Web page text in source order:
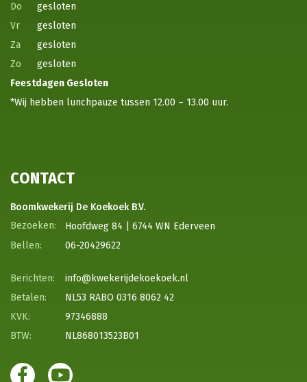
Do
gesloten
Vr
gesloten
Za
gesloten
Zo
gesloten
Feestdagen Gesloten
*Wij hebben lunchpauze tussen 12.00 – 13.00 uur.
CONTACT
Boomkwekerij De Koekoek B.V.
Hoofdweg 84 | 6744 WN Ederveen
06-20429622
info@kwekerijdekoekoek.nl
NL53 RABO 0316 8062 42
97346888
NL868013523B01